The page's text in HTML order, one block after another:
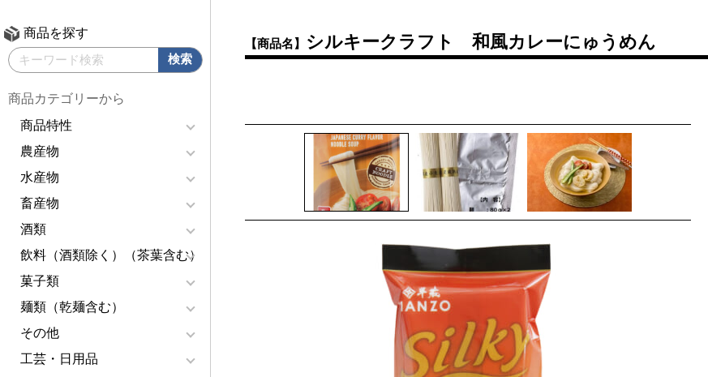
商品を探す
商品カテゴリーから
商品特性
農産物
水産物
畜産物
酒類
飲料（酒類除く）（茶葉含む）
菓子類
麺類（乾麺含む）
その他
工芸・日用品
【商品名】 シルキークラフト 和風カレーにゅうめん